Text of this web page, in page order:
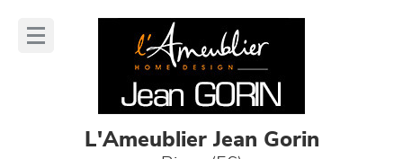
L'Ameublier Jean Gorin